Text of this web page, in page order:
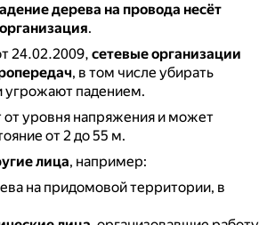
дерева на провода несёт
.
24.02.2009, сетевые организации
, в том числе убирать
угрожают падением.
от уровня напряжения и может
от 2 до 55 м.
лица, например:
на придомовой территории, в